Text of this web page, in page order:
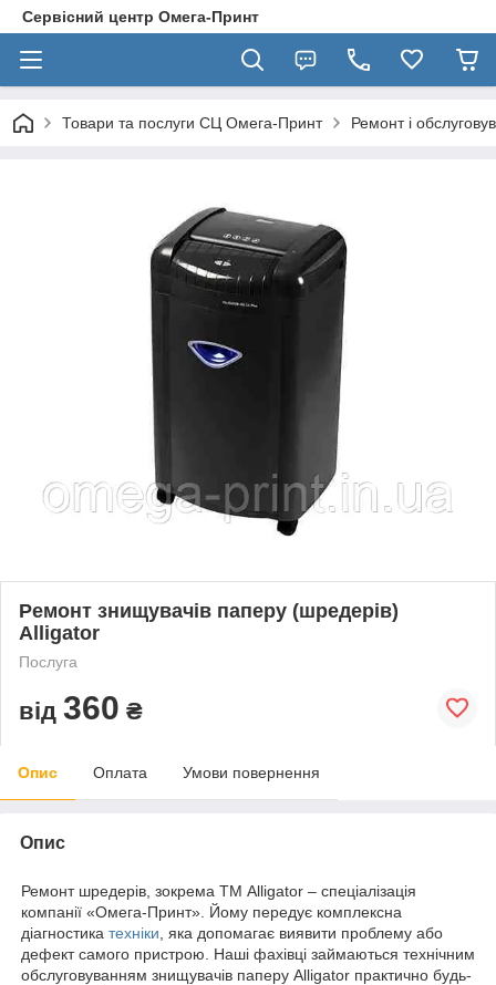
Сервісний центр Омега-Принт
Товари та послуги СЦ Омега-Принт Ремонт і
Ремонт знищувачів паперу (шредерів)
Alligator
Послуга
від 360 ₴
Опис Оплата Умови повернення
Опис
Ремонт шредерів, зокрема ТМ Alligator – спеціалізація
компанії «Омега-Принт». Йому передує комплексна
діагностика техніки , яка допомагає виявити проблему або
дефект самого пристрою. Наші фахівці займаються технічним
обслуговуванням знищувачів паперу Alligator практично будь-